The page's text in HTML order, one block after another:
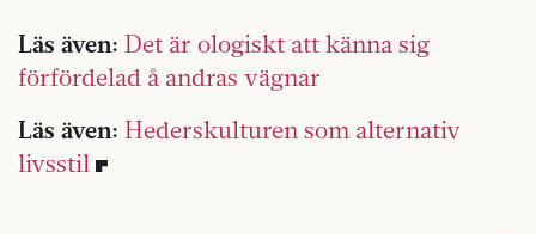
Läs även: Det är ologiskt att känna sig
förfördelad å andras vägnar
Läs även: Hederskulturen som alternativ
livsstil